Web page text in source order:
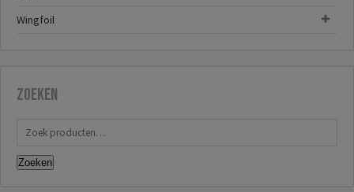
Wingfoil
Zoeken
Zoeken